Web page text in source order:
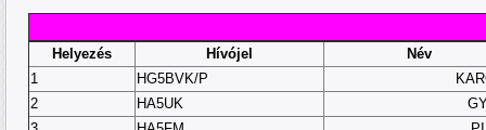
Helyezés Hívójel
Név
1
HG5BVK/P
2
HA5UK